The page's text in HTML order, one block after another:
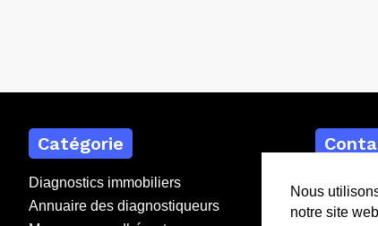
Catégorie
Diagnostics immobiliers
Annuaire des diagnostiqueurs
04 81
Nous
notre site